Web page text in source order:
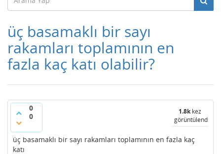
üç basamaklı bir sayı
rakamları toplamının en
fazla kaç katı olabilir?
0
0
1.8kkez
görüntülendi
üç basamaklı bir sayı rakamları toplamının en fazla kaç
katı